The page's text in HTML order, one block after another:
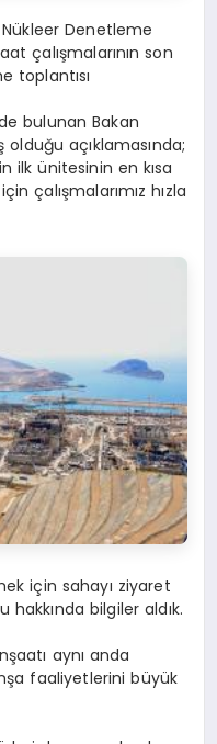
Nükleer Denetleme
çalışmalarının son
toplantısı
bulunan Bakan
açıklamasında;
ilk ünitesinin en kısa
çalışmalarımız hızla
için sahayı ziyaret
hakkında bilgiler aldık.
aynı anda
faaliyetlerini büyük